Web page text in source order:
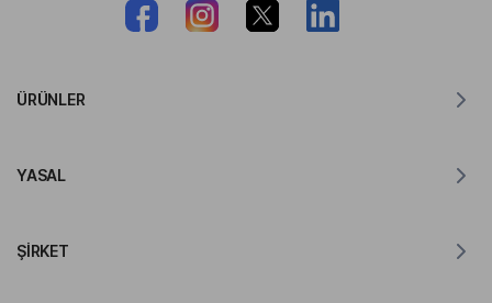
ÜRÜNLER
YASAL
ŞIRKET